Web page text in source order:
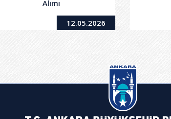
Alımı
12.05.2026